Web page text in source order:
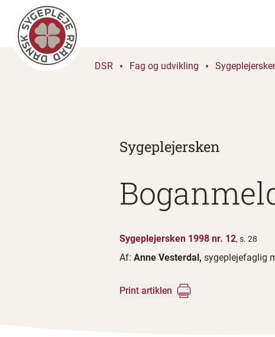
DSR Fag og udvikling
Sygeplejersken
Sygeplejersken 1998 nr. 12, s. 28
Af: Anne Vesterdal, sygeplejefaglig
Print artiklen